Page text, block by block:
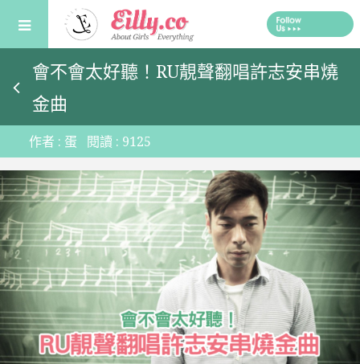
content
會不會太好聽！RU靚聲翻唱許志安串燒
金曲
作者 : 蛋 閱讀 : 9125